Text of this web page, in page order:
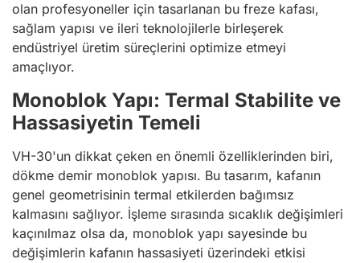
olan profesyoneller için tasarlanan bu freze kafası,
sağlam yapısı ve ileri teknolojilerle birleşerek
endüstriyel üretim süreçlerini optimize etmeyi
amaçlıyor.
Monoblok Yapı: Termal Stabilite ve
Hassasiyetin Temeli
VH-30'un dikkat çeken en önemli özelliklerinden biri,
dökme demir monoblok yapısı. Bu tasarım, kafanın
genel geometrisinin termal etkilerden bağımsız
kalmasını sağlıyor. İşleme sırasında sıcaklık değişimleri
kaçınılmaz olsa da, monoblok yapı sayesinde bu
değişimlerin kafanın hassasiyeti üzerindeki etkisi